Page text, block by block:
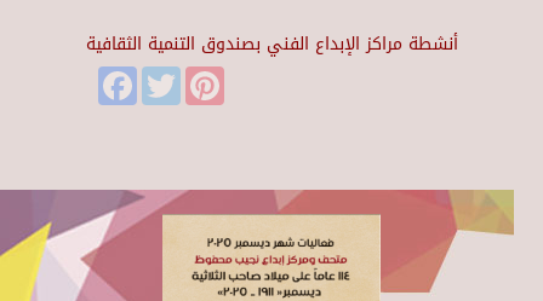
أنشطة مراكز الإبداع الفني بصندوق التنمية الثقافية
FacebookTwitter